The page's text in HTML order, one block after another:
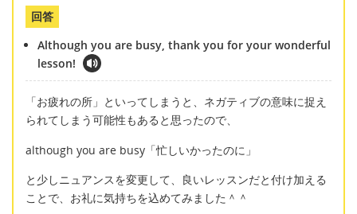
回答
Although you are busy, thank you for your wonderful
lesson!
「お疲れの所」といってしまうと、ネガティブの意味に捉え
られてしまう可能性もあると思ったので、
although you are busy「忙しいかったのに」
と少しニュアンスを変更して、良いレッスンだと付け加える
ことで、お礼に気持ちを込めてみました＾＾